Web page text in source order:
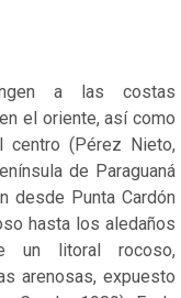
a las costas
el oriente, así como
centro (Pérez Nieto,
de Paraguaná
desde Punta Cardón
hasta los aledaños
un litoral rocoso,
arenosas, expuesto